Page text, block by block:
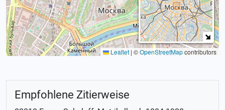
Leaflet | ©OpenStreetMapcontributors
Empfohlene Zitierweise